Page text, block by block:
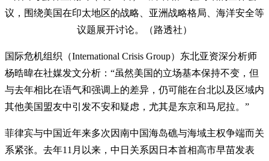
议，围绕美国在印太地区的战略、亚洲战略格局、海洋安全等
议题展开讨论。（路透社）
国际危机组织（International Crisis Group）东北亚资深分析师
杨晧暐在社媒发文分析：“虽然美国的立场基本保持不变，但
与去年相比在语气和强调上的差异，仍可能在台北以及区域内
其他美国盟友中引发不安和疑虑，尤其是东京和马尼拉。”
菲律宾与中国近年来多次因南中国海岛礁与海域主权争端而关
系紧张。去年11月以来，中日关系因日本首相高市早苗发表